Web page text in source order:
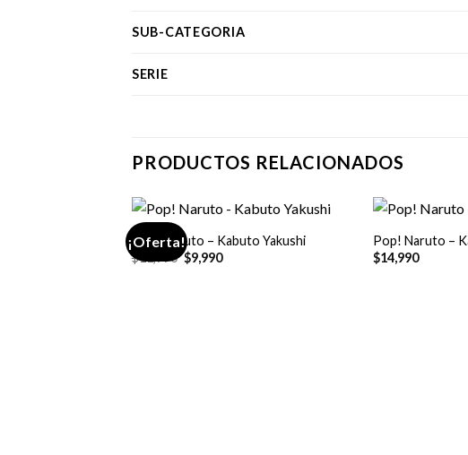
SUB-CATEGORIA
SERIE
PRODUCTOS RELACIONADOS
¡Oferta!
+
Pop! Naruto – Kabuto Yakushi
$11,990 El
precio
$9,990El
Pop! Naruto –
$14,990